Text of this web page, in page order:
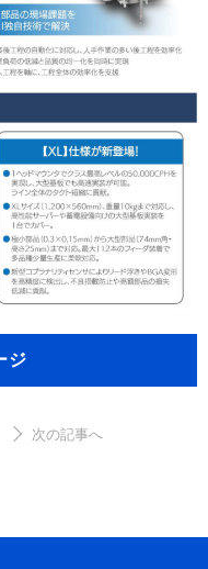
ジ
次の記事へ